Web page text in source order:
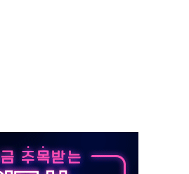
"
털·샌디스크↓
극대화 전략
마진 잔액은 사상 최고